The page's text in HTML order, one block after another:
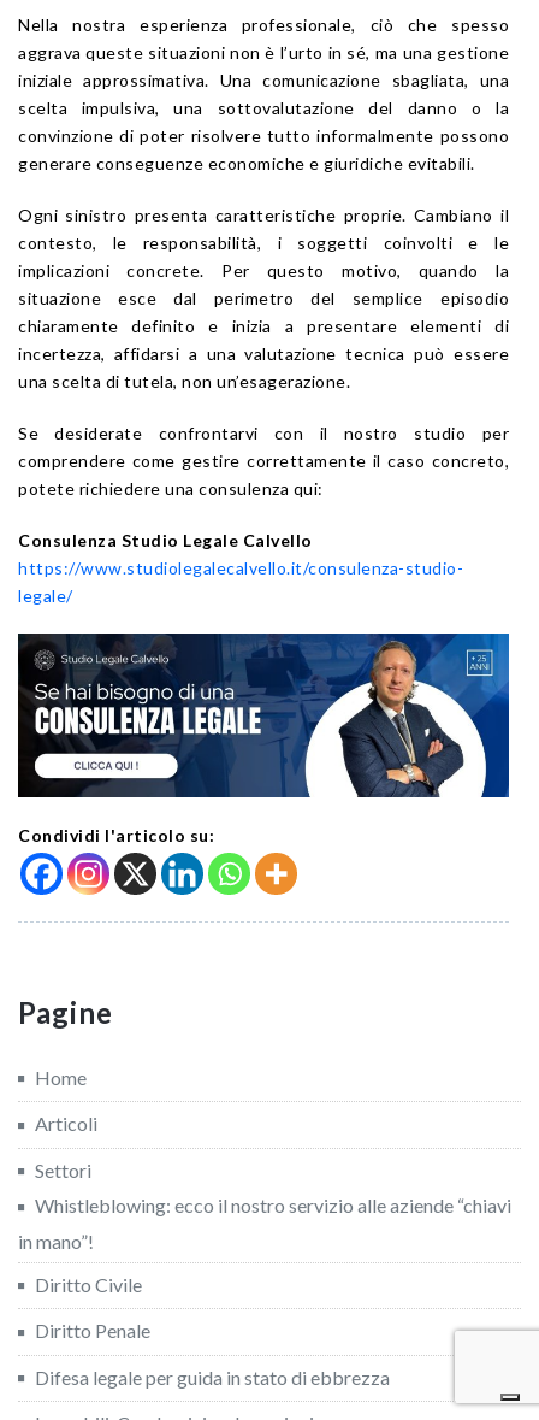
Nella nostra esperienza professionale, ciò che spesso
aggrava queste situazioni non è l’urto in sé, ma una gestione
iniziale approssimativa. Una comunicazione sbagliata, una
scelta impulsiva, una sottovalutazione del danno o la
convinzione di poter risolvere tutto informalmente possono
generare conseguenze economiche e giuridiche evitabili.
Ogni sinistro presenta caratteristiche proprie. Cambiano il
contesto, le responsabilità, i soggetti coinvolti e le
implicazioni concrete. Per questo motivo, quando la
situazione esce dal perimetro del semplice episodio
chiaramente definito e inizia a presentare elementi di
incertezza, affidarsi a una valutazione tecnica può essere
una scelta di tutela, non un’esagerazione.
Se desiderate confrontarvi con il nostro studio per
comprendere come gestire correttamente il caso concreto,
potete richiedere una consulenza qui:
Consulenza Studio Legale Calvello
https://www.studiolegalecalvello.it/consulenza-studio-
legale/
Condividi l'articolo su:
Pagine
Home
Articoli
Settori
Whistleblowing: ecco il nostro servizio alle aziende “chiavi
in mano”!
Diritto Civile
Diritto Penale
Difesa legale per guida in stato di ebbrezza